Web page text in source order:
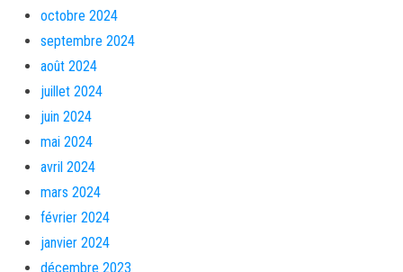
octobre 2024
septembre 2024
août 2024
juillet 2024
juin 2024
mai 2024
avril 2024
mars 2024
février 2024
janvier 2024
décembre 2023